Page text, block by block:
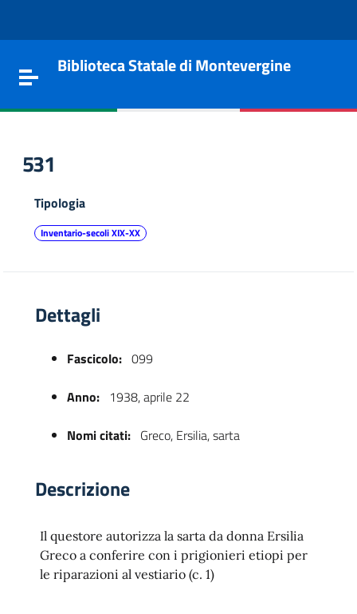
Toggle navigation
Biblioteca Statale di Montevergine
531
Tipologia
Inventario-secoli XIX-XX
Dettagli
Fascicolo: 099
Anno: 1938, aprile 22
Nomi citati: Greco, Ersilia, sarta
Descrizione
Il questore autorizza la sarta da donna Ersilia
Greco a conferire con i prigionieri etiopi per
le riparazioni al vestiario (c. 1)